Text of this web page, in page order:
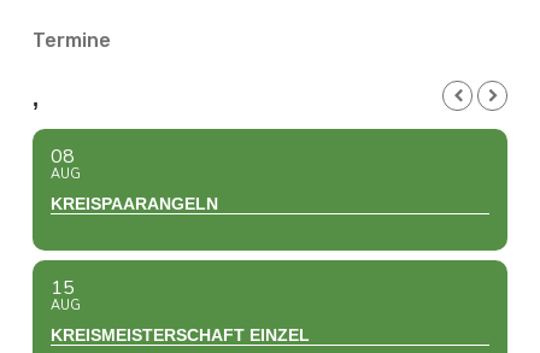
Termine
,
08
AUG
KREISPAARANGELN
15
AUG
KREISMEISTERSCHAFT EINZEL